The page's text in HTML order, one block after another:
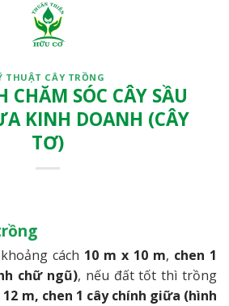
THUẬT CÂY TRỒNG
CHĂM SÓC CÂY SẦU
KINH DOANH (CÂY
TƠ)
cách 10 m x 10 m, chen 1
chữ ngũ), nếu đất tốt thì trồng
12 m, chen 1 cây chính giữa (hình